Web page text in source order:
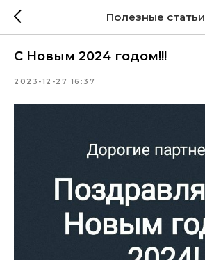
Полезные статьи
С Новым 2024 годом!!!
2023-12-27 16:37